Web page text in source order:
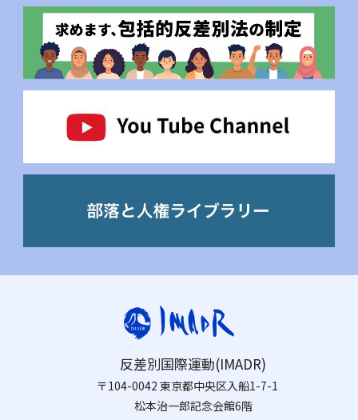
反差別国際運動(IMADR)
〒104-0042 東京都中央区入船1-7-1
松本治一郎記念会館6階